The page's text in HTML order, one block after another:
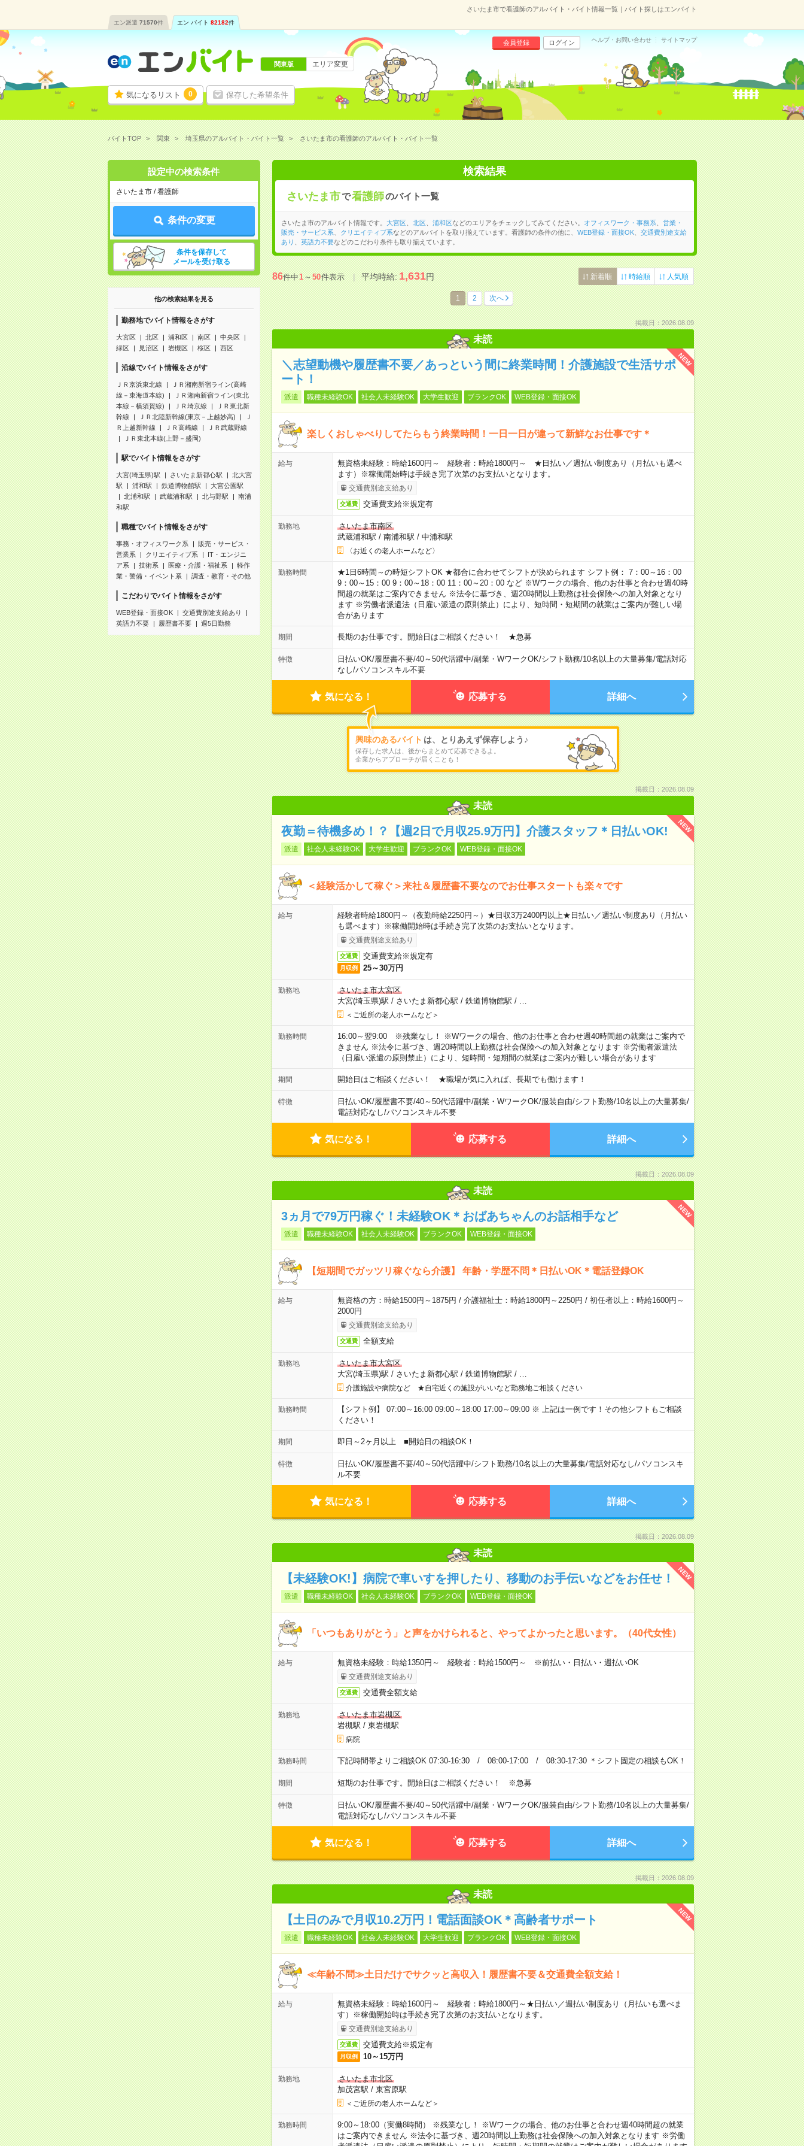
さいたま市で看護師のアルバイト・バイト情報一覧｜バイト探しはエンバイト
エン派遣 71570件 エン バイト 82182件
気になるリスト 0 保存した希望条件
会員登録 ログイン ヘルプ・お問い合わせ サイトマップ
関東版 エリア変更
バイトTOP 関東 埼玉県のアルバイト・バイト一覧 さいたま市の看護師のアルバイト・バイト一覧
設定中の検索条件
さいたま市 / 看護師
条件の変更
条件を保存して
メールを受け取る
他の検索結果を見る
勤務地でバイト情報をさがす
大宮区 北区 浦和区 南区
中央区
緑区
見沼区 岩槻区 桜区 西区
沿線でバイト情報をさがす
ＪＲ京浜東北線
ＪＲ湘南新宿ライン(高崎
線－東海道本線)
ＪＲ湘南新宿ライン(東北
本線－横須賀線)
ＪＲ埼京線
ＪＲ東北新
幹線
ＪＲ北陸新幹線(東京－上越妙高)
Ｊ
Ｒ上越新幹線
ＪＲ高崎線
ＪＲ武蔵野線
ＪＲ東北本線(上野－盛岡)
駅でバイト情報をさがす
大宮(埼玉県)駅 さいたま新都心駅
北大宮
駅
浦和駅 鉄道博物館駅
大宮公園駅
北浦和駅
武蔵浦和駅 北与野駅
南浦
和駅
職種でバイト情報をさがす
事務・オフィスワーク系
販売・サービス・
営業系
クリエイティブ系
IT・エンジニ
ア系
技術系 医療・介護・福祉系
軽作
業・警備・イベント系
調査・教育・その他
こだわりでバイト情報をさがす
WEB登録・面接OK
交通費別途支給あり
英語力不要
履歴書不要 週5日勤務
検索結果
さいたま市で看護師のバイト一覧
さいたま市のアルバイト情報です。 大宮区、 北区、 浦和区などのエリアをチェックしてみてください。 オフィスワーク・事務系
営業・
販売・サービス系
クリエイティブ系などのアルバイトを取り揃えています。看護師の条件の他に、 WEB登録・面接OK、 交通費別途支給
あり
英語力不要などのこだわり条件も取り揃えています。
86件中1～50件表示 平均時給:1,631円 新着順 時給順 人気順
1 2 次へ
掲載日：2026.08.09
未読
NEW
＼志望動機や履歴書不要／あっという間に終業時間！介護施設で生活サポ
ート！
派遣 職種未経験OK 社会人未経験OK 大学生歓迎 ブランクOK WEB登録・面接OK
楽しくおしゃべりしてたらもう終業時間！一日一日が違って新鮮なお仕事です＊
給与
無資格未経験：時給1600円～ 経験者：時給1800円～ ★日払い／週払い制度あり（月払いも選べ
ます）※稼働開始時は手続き完了次第のお支払いとなります。
交通費別途支給あり
交通費 交通費支給※規定有
勤務地
さいたま市南区
武蔵浦和駅 / 南浦和駅 / 中浦和駅
〈お近くの老人ホームなど〉
勤務時間
★1日6時間～の時短シフトOK ★都合に合わせてシフトが決められます シフト例： 7：00～16：00
9：00～15：00 9：00～18：00 11：00～20：00 など ※Wワークの場合、他のお仕事と合わせ週40時
間超の就業はご案内できません ※法令に基づき、週20時間以上勤務は社会保険への加入対象となり
ます ※労働者派遣法（日雇い派遣の原則禁止）により、短時間・短期間の就業はご案内が難しい場
合があります
期間 長期のお仕事です。開始日はご相談ください！ ★急募
特徴 日払いOK/履歴書不要/40～50代活躍中/副業・WワークOK/シフト勤務/10名以上の大量募集/電話対応
なし/パソコンスキル不要
気になる！ 応募する 詳細へ
興味のあるバイト は、とりあえず保存しよう♪
保存した求人は、後からまとめて応募できるよ。
企業からアプローチが届くことも！
掲載日：2026.08.09
未読
NEW
夜勤＝待機多め！？【週2日で月収25.9万円】介護スタッフ＊日払いOK!
派遣 社会人未経験OK 大学生歓迎 ブランクOK WEB登録・面接OK
＜経験活かして稼ぐ＞来社＆履歴書不要なのでお仕事スタートも楽々です
給与
経験者時給1800円～（夜勤時給2250円～）★日収3万2400円以上★日払い／週払い制度あり（月払い
も選べます）※稼働開始時は手続き完了次第のお支払いとなります。
交通費別途支給あり
交通費 交通費支給※規定有
月収例 25～30万円
勤務地
さいたま市大宮区
大宮(埼玉県)駅 / さいたま新都心駅 / 鉄道博物館駅 /
＜ご近所の老人ホームなど＞
勤務時間
16:00～翌9:00 ※残業なし！ ※Wワークの場合、他のお仕事と合わせ週40時間超の就業はご案内で
きません ※法令に基づき、週20時間以上勤務は社会保険への加入対象となります ※労働者派遣法
（日雇い派遣の原則禁止）により、短時間・短期間の就業はご案内が難しい場合があります
期間 開始日はご相談ください！ ★職場が気に入れば、長期でも働けます！
特徴 日払いOK/履歴書不要/40～50代活躍中/副業・WワークOK/服装自由/シフト勤務/10名以上の大量募集/
電話対応なし/パソコンスキル不要
気になる！ 応募する 詳細へ
掲載日：2026.08.09
未読
NEW
3ヵ月で79万円稼ぐ！未経験OK＊おばあちゃんのお話相手など
派遣 職種未経験OK 社会人未経験OK ブランクOK WEB登録・面接OK
【短期間でガッツリ稼ぐなら介護】 年齢・学歴不問＊日払いOK＊電話登録OK
給与
無資格の方：時給1500円～1875円 / 介護福祉士：時給1800円～2250円 / 初任者以上：時給1600円～
2000円
交通費別途支給あり
交通費 全額支給
勤務地
さいたま市大宮区
大宮(埼玉県)駅 / さいたま新都心駅 / 鉄道博物館駅 /
介護施設や病院など ★自宅近くの施設がいいなど勤務地ご相談ください
勤務時間
【シフト例】 07:00～16:00 09:00～18:00 17:00～09:00 ※ 上記は一例です！その他シフトもご相談
ください！
期間 即日～2ヶ月以上 ■開始日の相談OK！
特徴 日払いOK/履歴書不要/40～50代活躍中/シフト勤務/10名以上の大量募集/電話対応なし/パソコンスキ
ル不要
気になる！ 応募する 詳細へ
掲載日：2026.08.09
未読
NEW
【未経験OK!】病院で車いすを押したり、移動のお手伝いなどをお任せ！
派遣 職種未経験OK 社会人未経験OK ブランクOK WEB登録・面接OK
「いつもありがとう」と声をかけられると、やってよかったと思います。（40代女性）
給与 無資格未経験：時給1350円～ 経験者：時給1500円～ ※前払い・日払い・週払いOK
交通費別途支給あり
交通費 交通費全額支給
勤務地
さいたま市岩槻区
岩槻駅 / 東岩槻駅
病院
勤務時間 下記時間帯よりご相談OK 07:30-16:30 / 08:00-17:00 / 08:30-17:30 ＊シフト固定の相談もOK！
期間 短期のお仕事です。開始日はご相談ください！ ※急募
特徴 日払いOK/履歴書不要/40～50代活躍中/副業・WワークOK/服装自由/シフト勤務/10名以上の大量募集/
電話対応なし/パソコンスキル不要
気になる！ 応募する 詳細へ
掲載日：2026.08.09
未読
NEW
【土日のみで月収10.2万円！電話面談OK＊高齢者サポート
派遣 職種未経験OK 社会人未経験OK 大学生歓迎 ブランクOK WEB登録・面接OK
≪年齢不問≫土日だけでサクッと高収入！履歴書不要＆交通費全額支給！
給与
無資格未経験：時給1600円～ 経験者：時給1800円～★日払い／週払い制度あり（月払いも選べま
す）※稼働開始時は手続き完了次第のお支払いとなります。
交通費別途支給あり
交通費 交通費支給※規定有
月収例 10～15万円
勤務地
さいたま市北区
加茂宮駅 / 東宮原駅
＜ご近所の老人ホームなど＞
勤務時間
9:00～18:00（実働8時間） ※残業なし！ ※Wワークの場合、他のお仕事と合わせ週40時間超の就業
はご案内できません ※法令に基づき、週20時間以上勤務は社会保険への加入対象となります ※労働